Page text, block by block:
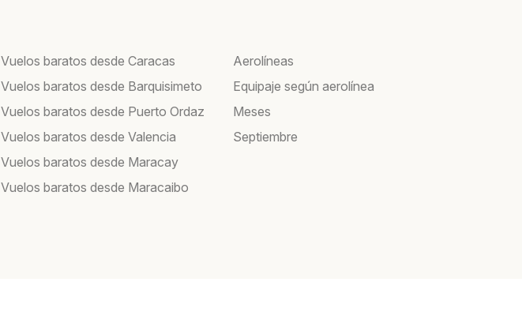
Vuelos baratos desde Caracas
Vuelos baratos desde Barquisimeto
Vuelos baratos desde Puerto Ordaz
Vuelos baratos desde Valencia
Vuelos baratos desde Maracay
Vuelos baratos desde Maracaibo
Aerolíneas
Equipaje según aerolínea
Meses
Septiembre